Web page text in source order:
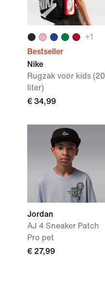
+1
Bestseller
Nike
Rugzak voor kids (20
liter)
€ 34,99
Jordan
AJ 4 Sneaker Patch
Pro pet
€ 27,99